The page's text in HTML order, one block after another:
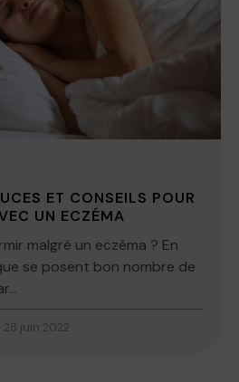
ET CONSEILS POUR
UN ECZÉMA
malgré un eczéma ? En
se posent bon nombre de
28 juin 2022